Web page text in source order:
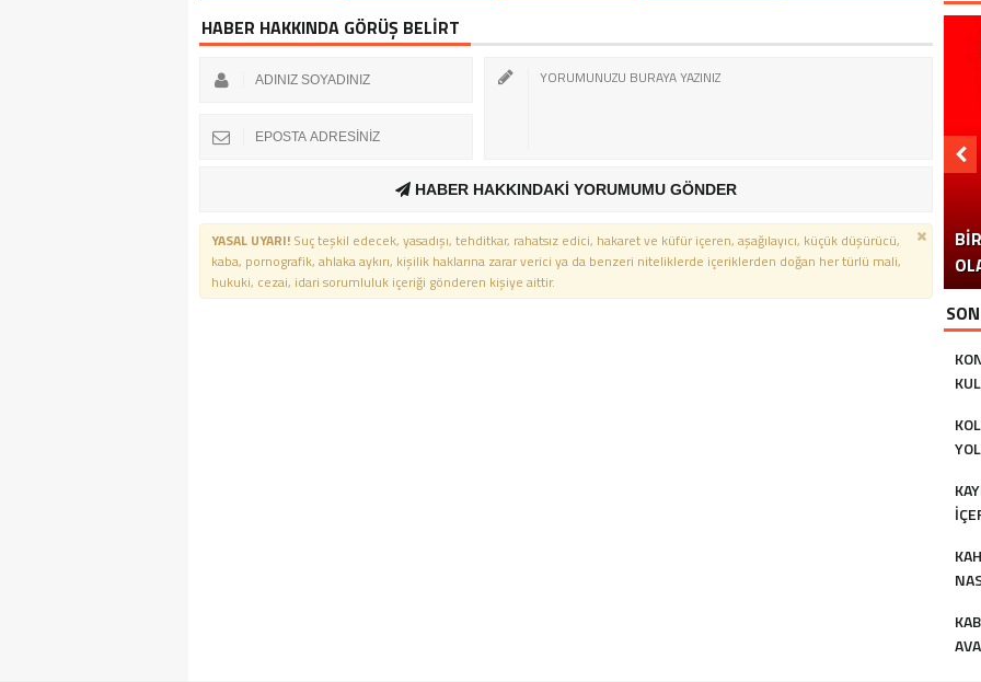
HABER HAKKINDA GÖRÜŞ BELİRT
HABER HAKKINDAKİ YORUMUMU GÖNDER
YASAL UYARI! Suç teşkil edecek, yasadışı, tehditkar, rahatsız edici, hakaret ve küfür içeren, aşağılayıcı, küçük düşürücü,
kaba, pornografik, ahlaka aykırı, kişilik haklarına zarar verici ya da benzeri niteliklerde içeriklerden doğan her türlü mali,
hukuki, cezai, idari sorumluluk içeriği gönderen kişiye aittir.